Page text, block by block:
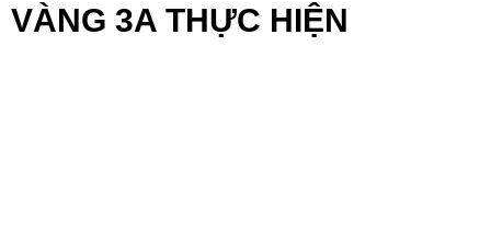
VÀNG 3A THỰC HIỆN